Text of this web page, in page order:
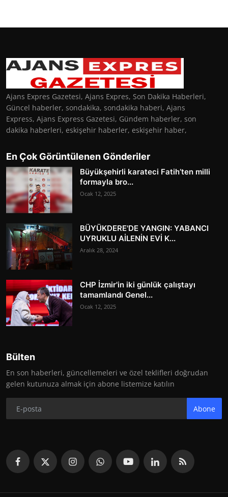
Ajans Expres Gazetesi, Ajans Expres, Son Dakika Haberleri,
Güncel haberler, sondakika, sondakika haberi, Ajans
Express, Ajans Express Gazetesi, Gündem haberler, son
dakika haberleri, eskişehir haberler, eskişehir haber,
En Çok Görüntülenen Gönderiler
Büyükşehirli karateci Fatih’ten milli
formayla bro...
Ocak 12, 2025
BÜYÜKDERE'DE YANGIN: YABANCI
UYRUKLU AİLENİN EVİ K...
Aralık 28, 2024
CHP İzmir'in iki günlük çalıştayı
tamamlandı Genel...
Ocak 12, 2025
Bülten
En son haberleri, güncellemeleri ve özel teklifleri doğrudan
gelen kutunuza almak için abone listemize katılın
Abone